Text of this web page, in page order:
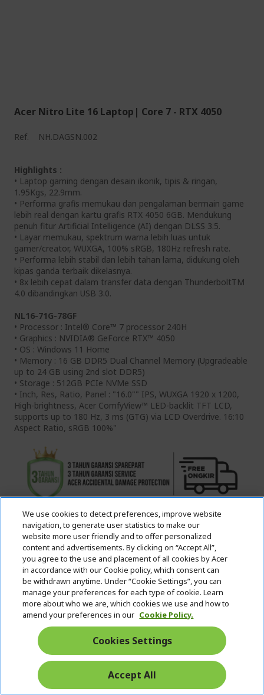
Acer Nitro Lite 16 Laptop| Core 7 - RTX 4050
Ref. NH.DAGSN.002
Highlights :
• Laptop gaming dengan desain ikonik, tipis & ringan,
1.95Kgs, 22.9mm.
• Performa grafis memukau dan pengalaman bermain game
lebih real dengan kartu grafis RTX 4050 6GB. Mendukung
penuh fitur Artificial Intelligence (AI) dengan DLSS 3.5.
• Layar memukau, spektrum warna lebih luas untuk
gamer/creator, WUXGA, 100% sRGB, 180Hz refresh rate.
• Performa lebih stabil dan lebih tahan lama, didukung oleh
kipas ganda terbaik dikelasnya.
• 8x lebih cepat dalam transfer data dengan ThunderboltTM
4.0 dibandingkan USB 3.0.
NL16-71G-78GF
• Processor : Intel® Core™ 7 processor 240H
• Graphics : NVIDIA® GeForce RTX™ 4050
• OS : Windows 11 Home
• Memory : 16 GB DDR5 Dual Channel Memory (Upgradeable
up to 24 GB using 2nd slot DDR5)
• Storage : 512GB PCIe NVMe SSD
• Inch, Res, Ratio, Panel : "16.0"" IPS, WUXGA 1920 x 1200,
High-brightness, Acer ComfyView™ LED-backlit TFT LCD,
supports up to 180 Hz, 3 ms (GTG) via LCD Overdrive. 16:10
Aspect Ratio, sRGB 100%"
IDR24,399,000
IDR21,999,000
IN STOCK
Quantity:
VIEW DETAILS
We use cookies to detect preferences, improve website
navigation, to generate user statistics to make our
website more user friendly and to offer personalized
content and advertisements. By clicking on “Accept All”,
you agree to the use and placement of all cookies by Acer
in accordance with our Cookie policy, which consent can
be withdrawn anytime. Under “Cookie Settings”, you can
manage your preferences for each type of cookie. Learn
more about who we are, which cookies we use and how to
amend your preferences in our Cookie Policy.
Cookies Settings
Accept All